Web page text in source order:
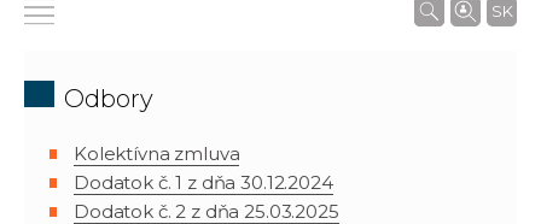
SK
Odbory
Kolektívna zmluva
Dodatok č. 1 z dňa 30.12.2024
Dodatok č. 2 z dňa 25.03.2025